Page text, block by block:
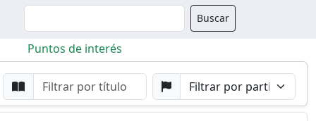
Buscador Buscar
Puntos de interés
Buscar por Punto
Buscar por Partido